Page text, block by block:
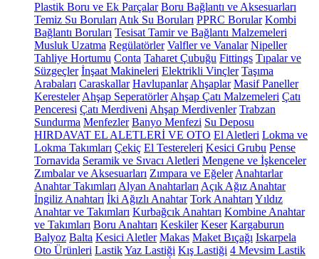
Plastik Boru ve Ek Parçalar Boru Bağlantı ve Aksesuarları
Temiz Su Boruları Atık Su Boruları PPRC Borular Kombi
Bağlantı Boruları Tesisat Tamir ve Bağlantı Malzemeleri
Musluk Uzatma Regülatörler Valfler ve Vanalar Nipeller
Tahliye Hortumu Conta Taharet Çubuğu Fittings Tıpalar ve
Süzgeçler İnşaat Makineleri Elektrikli Vinçler Taşıma
Arabaları Caraskallar Havlupanlar Ahşaplar Masif Paneller
Keresteler Ahşap Seperatörler Ahşap Çatı Malzemeleri Çatı
Penceresi Çatı Merdiveni Ahşap Merdivenler Trabzan
Sundurma Menfezler Banyo Menfezi Su Deposu
HIRDAVAT EL ALETLERİ VE OTO El Aletleri Lokma ve
Lokma Takımları Çekiç El Testereleri Kesici Grubu Pense
Tornavida Seramik ve Sıvacı Aletleri Mengene ve İşkenceler
Zımbalar ve Aksesuarları Zımpara ve Eğeler Anahtarlar
Anahtar Takımları Alyan Anahtarları Açık Ağız Anahtar
İngiliz Anahtarı İki Ağızlı Anahtar Tork Anahtarı Yıldız
Anahtar ve Takımları Kurbağcık Anahtarı Kombine Anahtar
ve Takımları Boru Anahtarı Keskiler Keser Kargaburun
Balyoz Balta Kesici Aletler Makas Maket Bıçağı Iskarpela
Oto Ürünleri LastikYaz Lastiği Kış Lastiği 4 Mevsim Lastik